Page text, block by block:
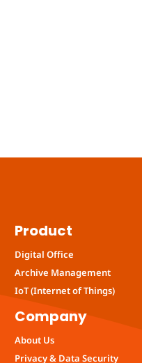
Product
Digital Office
Archive Management
IoT (Internet of Things)
Company
About Us
Privacy & Data Security